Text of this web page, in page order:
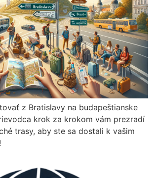
z Bratislavy na budapeštianske
krok za krokom vám prezradí
trasy, aby ste sa dostali k vašim